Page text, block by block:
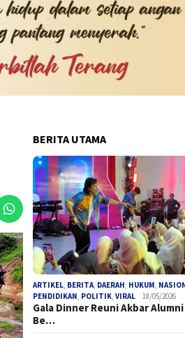
BERITA UTAMA
ARTIKEL BERITA DAERAH HUKUM
PENDIDIKAN POLITIK ,VIRAL 18/05/2026
Gala Dinner Reuni Akbar Alumni
Be…